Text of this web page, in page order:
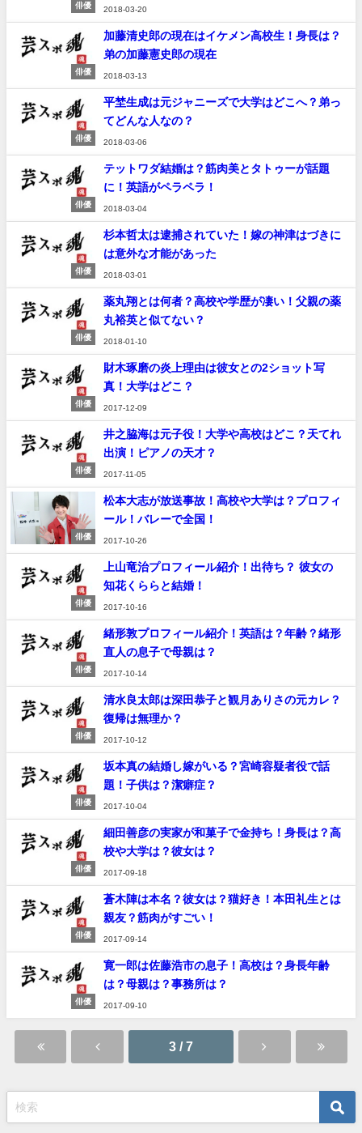
俳優
2018-03-20
俳優
加藤清史郎の現在はイケメン高校生！身長は？
弟の加藤憲史郎の現在
2018-03-13
俳優
平埜生成は元ジャニーズで大学はどこへ？弟っ
てどんな人なの？
2018-03-06
俳優
テットワダ結婚は？筋肉美とタトゥーが話題
に！英語がペラペラ！
2018-03-04
俳優
杉本哲太は逮捕されていた！嫁の神津はづきに
は意外な才能があった
2018-03-01
俳優
薬丸翔とは何者？高校や学歴が凄い！父親の薬
丸裕英と似てない？
2018-01-10
俳優
財木琢磨の炎上理由は彼女との2ショット写
真！大学はどこ？
2017-12-09
俳優
井之脇海は元子役！大学や高校はどこ？天てれ
出演！ピアノの天才？
2017-11-05
俳優
松本大志が放送事故！高校や大学は？プロフィ
ール！バレーで全国！
2017-10-26
俳優
上山竜治プロフィール紹介！出待ち？ 彼女の
知花くららと結婚！
2017-10-16
俳優
緒形敦プロフィール紹介！英語は？年齢？緒形
直人の息子で母親は？
2017-10-14
俳優
清水良太郎は深田恭子と観月ありさの元カレ？
復帰は無理か？
2017-10-12
俳優
坂本真の結婚し嫁がいる？宮崎容疑者役で話
題！子供は？潔癖症？
2017-10-04
俳優
細田善彦の実家が和菓子で金持ち！身長は？高
校や大学は？彼女は？
2017-09-18
俳優
蒼木陣は本名？彼女は？猫好き！本田礼生とは
親友？筋肉がすごい！
2017-09-14
俳優
寛一郎は佐藤浩市の息子！高校は？身長年齢
は？母親は？事務所は？
2017-09-10
3 / 7